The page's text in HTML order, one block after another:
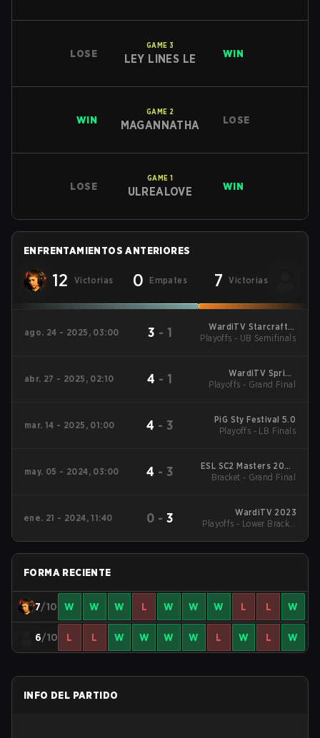
LOSE
GAME 3
LEY LINES LE WIN
WIN
GAME 2
MAGANNATHA LOSE
LOSE
GAME 1
ULREALOVE WIN
ENFRENTAMIENTOS ANTERIORES
12 Victorias 0 Empates 7 Victorias
ago. 24 - 2025, 03:00 3 - 1
WardiTV Starcraft 2
2025
Playoffs - UB Semifinals
abr. 27 - 2025, 02:10 4 - 1
WardiTV Spring
Championship 2025
Playoffs - Grand Final
mar. 14 - 2025, 01:00 4 - 3
PiG Sty Festival 5.0
Playoffs - LB Finals
may. 05 - 2024, 03:00 4 - 3
ESL SC2 Masters 2024
Spring: Europe
Bracket - Grand Final
ene. 21 - 2024, 11:40 0 - 3
WardiTV 2023
Playoffs - Lower Bracket
FORMA RECIENTE
7/10 W W W L W W W L L W
6/10 L L W W W W L W L W
INFO DEL PARTIDO